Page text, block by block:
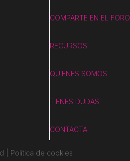
COMPARTE EN EL FORO
RECURSOS
QUIENES SOMOS
TIENES DUDAS
CONTACTA
| Política de cookies